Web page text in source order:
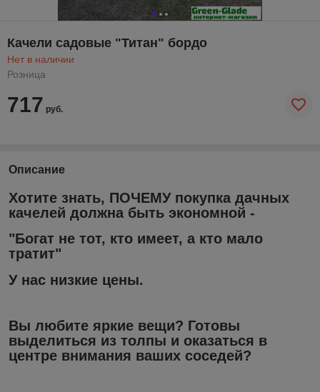
Качели садовые "Титан" бордо
Нет в наличии
Розница
717 руб.
Описание
Хотите знать, ПОЧЕМУ покупка дачных
качелей должна быть экономной -
"Богат не тот, кто имеет, а кто мало
тратит"
У нас низкие цены.
Вы любите яркие вещи? Готовы
выделиться из толпы и оказаться в
центре внимания ваших соседей?